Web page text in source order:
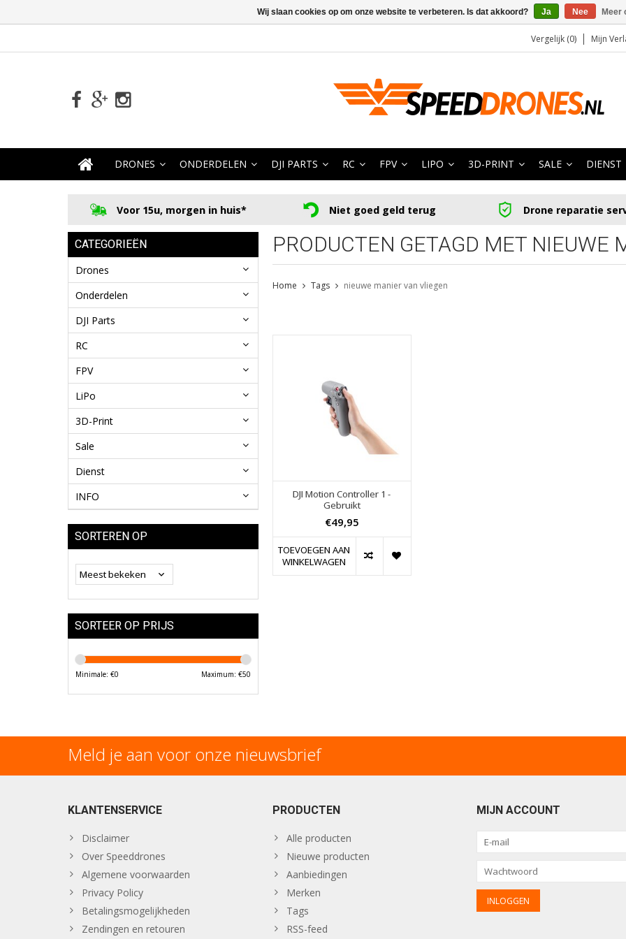
Vergelijk (0) Mijn
DRONES ONDERDELEN DJI PARTS RC FPV LIPO 3D-PRINT SALE DIENST
Voor 15u, morgen in huis* Niet goed geld terug Drone reparatie
CATEGORIEËN
Drones
Onderdelen
DJI Parts
RC
FPV
LiPo
3D-Print
Sale
Dienst
INFO
SORTEREN OP
SORTEER OP PRIJS
Minimale: €0 Maximum: €50
PRODUCTEN GETAGD MET NIEUWE
Home Tags nieuwe manier van vliegen
DJI Motion Controller 1 -
Gebruikt
€49,95
TOEVOEGEN AAN
WINKELWAGEN
Meld je aan voor onze nieuwsbrief
KLANTENSERVICE
Disclaimer
Over Speeddrones
Algemene voorwaarden
Privacy Policy
Betalingsmogelijkheden
Zendingen en retouren
PRODUCTEN
Alle producten
Nieuwe producten
Aanbiedingen
Merken
Tags
RSS-feed
MIJN ACCOUNT
Wij slaan cookies op om onze website te verbeteren. Is dat akkoord? Ja Nee Meer